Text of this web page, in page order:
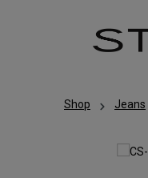
Shop Jeans